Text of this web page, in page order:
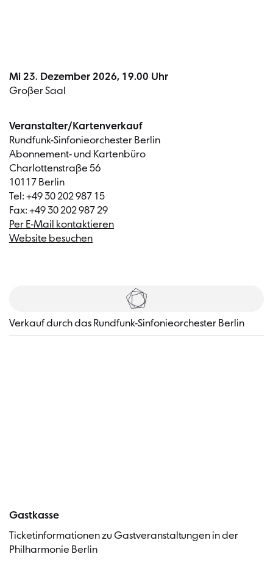
Mi 23. Dezember 2026, 19.00 Uhr
Großer Saal
Veranstalter/Kartenverkauf
Rundfunk-Sinfonieorchester Berlin
Abonnement- und Kartenbüro
Charlottenstraße 56
10117 Berlin
Tel: +49 30 202 987 15
Fax: +49 30 202 987 29
Per E-Mail kontaktieren
Website besuchen
Tickets
​Verkauf durch das Rundfunk-Sinfonieorchester Berlin
Gastkasse
Ticketinformationen zu Gastveranstaltungen in der
Philharmonie Berlin